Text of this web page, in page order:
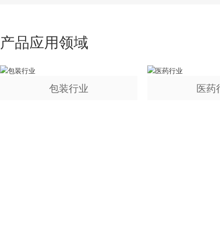
产品应用领域
包装行业 医药